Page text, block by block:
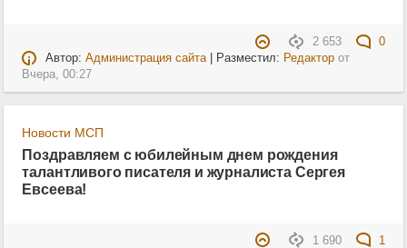
2 653
0
Автор: Администрация сайта| Разместил: Редакторот
Вчера, 00:27
Новости МСП
Поздравляем с юбилейным днем рождения
талантливого писателя и журналиста Сергея
Евсеева!
1 690
1